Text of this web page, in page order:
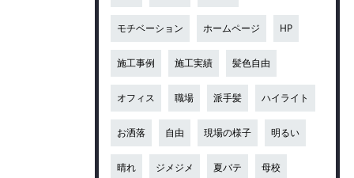
モチベーション ホームページ HP
施工事例 施工実績 髪色自由
オフィス 職場 派手髪 ハイライト
お洒落 自由 現場の様子 明るい
晴れ ジメジメ 夏バテ 母校